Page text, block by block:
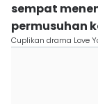
sempat
permusuhan
Cuplikan drama Love